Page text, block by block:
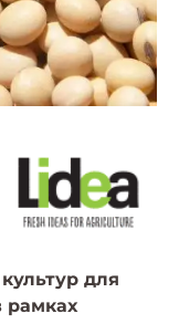
для
рамках